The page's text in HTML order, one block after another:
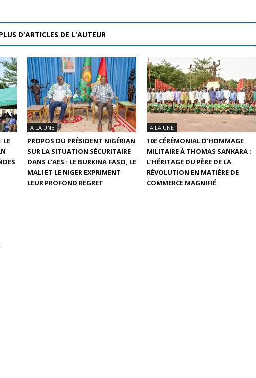
D'ARTICLES DE L'AUTEUR
LE
A LA UNE
PROPOS DU PRÉSIDENT NIGÉRIAN
SUR LA SITUATION SÉCURITAIRE
DANS L’AES : LE BURKINA FASO, LE
MALI ET LE NIGER EXPRIMENT
LEUR PROFOND REGRET
A LA UNE
10E CÉRÉMONIAL D’HOMMAGE
MILITAIRE À THOMAS SANKARA :
L’HÉRITAGE DU PÈRE DE LA
RÉVOLUTION EN MATIÈRE DE
COMMERCE MAGNIFIÉ